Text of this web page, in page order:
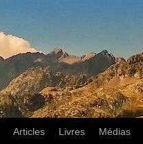
Articles Livres Médias